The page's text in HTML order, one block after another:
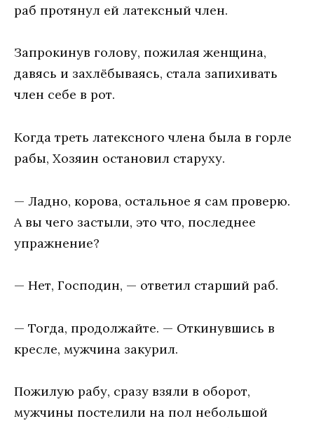
раб протянул ей латексный член.
Запрокинув голову, пожилая женщина,
давясь и захлёбываясь, стала запихивать
член себе в рот.
Когда треть латексного члена была в горле
рабы, Хозяин остановил старуху.
— Ладно, корова, остальное я сам проверю.
А вы чего застыли, это что, последнее
упражнение?
— Нет, Господин, — ответил старший раб.
— Тогда, продолжайте. — Откинувшись в
кресле, мужчина закурил.
Пожилую рабу, сразу взяли в оборот,
мужчины постелили на пол небольшой